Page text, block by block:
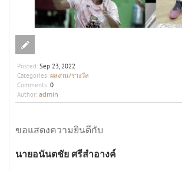
Posted: Sep 23, 2022
Categories: ผลงาน/รางวัล
Comments: 0
Author: admin
ขอแสดงความยินดีกับ
นายอนันตชัย ศรีสำอางค์